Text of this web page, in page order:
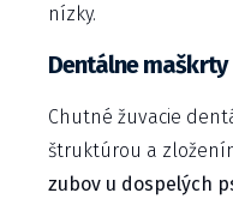
nízky.
Dentálne maškrty
Chutné žuvacie
štruktúrou a
zubov u dospelých